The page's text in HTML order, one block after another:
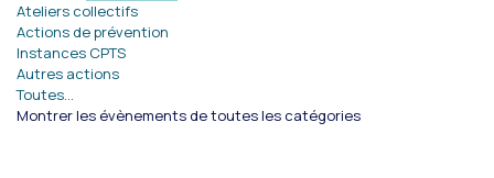
Ateliers collectifs
Actions de prévention
Instances CPTS
Autres actions
Toutes…
Montrer les évènements de toutes les catégories